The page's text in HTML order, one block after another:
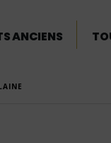
ANCIENS